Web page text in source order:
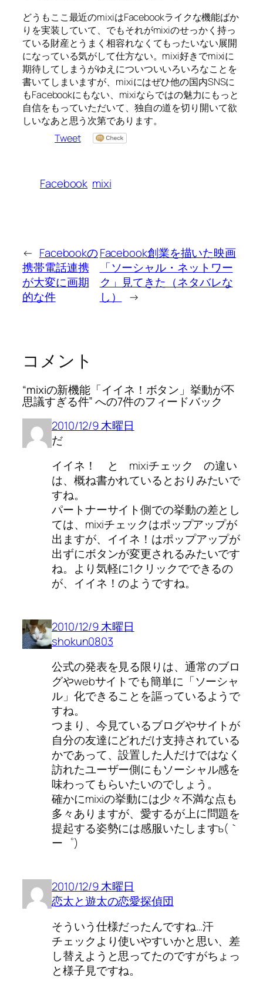
どうもここ最近のmixiはFacebookライクな機能ばか
りを実装していて、でもそれがmixiのせっかく持っ
ている財産とうまく相容れなくてもったいない展開
になっている気がして仕方ない。mixi好きでmixiに
期待してしまうがゆえについついいろいろなことを
書いてしまいますが、mixiにはぜひ他の国内SNSに
もFacebookにもない、mixiならではの魅力にもっと
自信をもっていただいて、独自の道を切り開いて欲
しいなあと思う次第であります。
Tweet
Facebook mixi
← Facebookの
携帯電話連携
が大変に画期
的な件
Facebook創業を描いた映画
「ソーシャル・ネットワー
ク」見てきた（ネタバレな
し）
→
コメント
“mixiの新機能「イイネ！ボタン」挙動が不
思議すぎる件” への7件のフィードバック
2010/12/9 木曜日
だ
イイネ！ と mixiチェック の違い
は、概ね書かれているとおりみたいで
すね。
パートナーサイト側での挙動の差とし
ては、mixiチェックはポップアップが
出ますが、イイネ！はポップアップが
出ずにボタンが変更されるみたいです
ね。より気軽に1クリックでできるの
が、イイネ！のようですね。
2010/12/9 木曜日
shokun0803
公式の発表を見る限りは、通常のブロ
グやwebサイトでも簡単に「ソーシャ
ル」化できることを謳っているようで
すね。
つまり、今見ているブログやサイトが
自分の友達にどれだけ支持されている
かであって、設置した人だけではなく
訪れたユーザー側にもソーシャル感を
味わってもらいたいのでしょう。
確かにmixiの挙動には少々不満な点も
多々ありますが、愛するが上に問題を
提起する姿勢には感服いたしますъ(｀
ー゜)
2010/12/9 木曜日
恋太と遊太の恋愛探偵団
そういう仕様だったんですね…汗
チェックより使いやすいかと思い、差
し替えようと思ってたのですがちょっ
と様子見ですね。